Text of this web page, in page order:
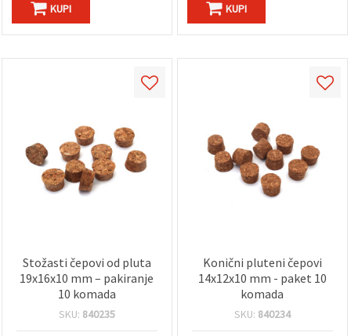
KUPI KUPI
Stožasti čepovi od pluta
19x16x10 mm – pakiranje
10 komada
SKU: 840235
Konični pluteni čepovi
14x12x10 mm - paket 10
komada
SKU: 840234